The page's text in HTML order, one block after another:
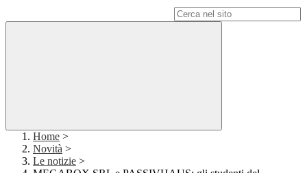
Home >
Novità >
Le notizie >